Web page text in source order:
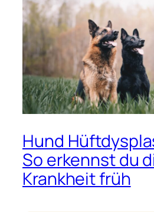
Hund
So erkennst du
Krankheit früh